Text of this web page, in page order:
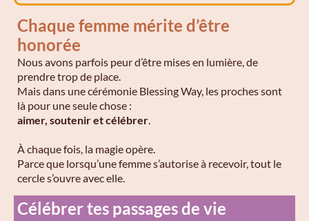
Chaque femme mérite d’être
honorée
Nous avons parfois peur d’être mises en lumière, de
prendre trop de place.
Mais dans une cérémonie Blessing Way, les proches sont
là pour une seule chose :
aimer, soutenir et célébrer
À chaque fois, la magie opère.
Parce que lorsqu’une femme s’autorise à recevoir, tout le
cercle s’ouvre avec elle.
Célébrer tes passages de vie